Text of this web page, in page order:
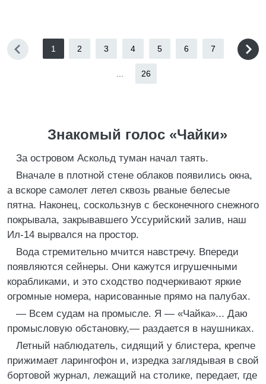
1 2 3 4 5 6 7
26
Знакомый голос «Чайки»
За островом Аскольд туман начал таять.
Вначале в плотной стене облаков появились окна,
а вскоре самолет летел сквозь рваные белесые
пятна. Наконец, соскользнув с бесконечного снежного
покрывала, закрывавшего Уссурийский залив, наш
Ил-14 вырвался на простор.
Вода стремительно мчится навстречу. Впереди
появляются сейнеры. Они кажутся игрушечными
корабликами, и это сходство подчеркивают яркие
огромные номера, нарисованные прямо на палубах.
— Всем судам на промысле. Я — «Чайка»... Даю
промысловую обстановку,— раздается в наушниках.
Летный наблюдатель, сидящий у блистера, крепче
прижимает ларингофон и, изредка заглядывая в свой
бортовой журнал, лежащий на столике, передает, где